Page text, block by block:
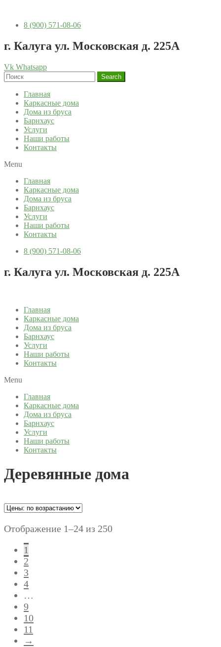
8 (900) 571-08-06
г. Калуга ул. Московская д. 225А
Vk Whatsapp
Search
Главная
Каркасные дома
Дома из бруса
Барнхаус
Услуги
Наши работы
Контакты
Menu
Главная
Каркасные дома
Дома из бруса
Барнхаус
Услуги
Наши работы
Контакты
8 (900) 571-08-06
г. Калуга ул. Московская д. 225А
Главная
Каркасные дома
Дома из бруса
Барнхаус
Услуги
Наши работы
Контакты
Menu
Главная
Каркасные дома
Дома из бруса
Барнхаус
Услуги
Наши работы
Контакты
Деревянные дома
Отображение 1–24 из 250
1
2
3
4
…
9
10
11
→